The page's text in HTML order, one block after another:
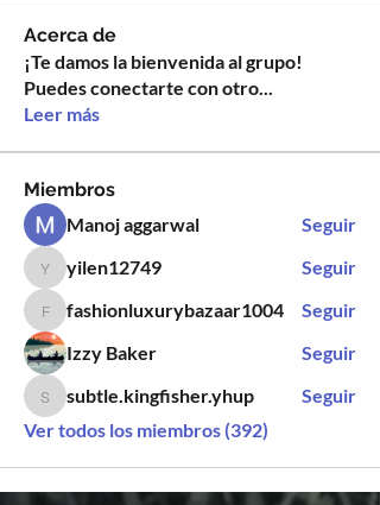
Acerca de
¡Te damos la bienvenida al grupo!
Puedes conectarte con otro...
Leer más
Miembros
Manoj aggarwal
Seguir
yilen12749
yilen12749 Seguir
fashionluxurybazaar1004
fashionluxurybazaar1004
Seguir
Izzy Baker
Seguir
subtle.kingfisher.yhup
subtle.kingfisher.yhup
Seguir
Ver todos los miembros (392)